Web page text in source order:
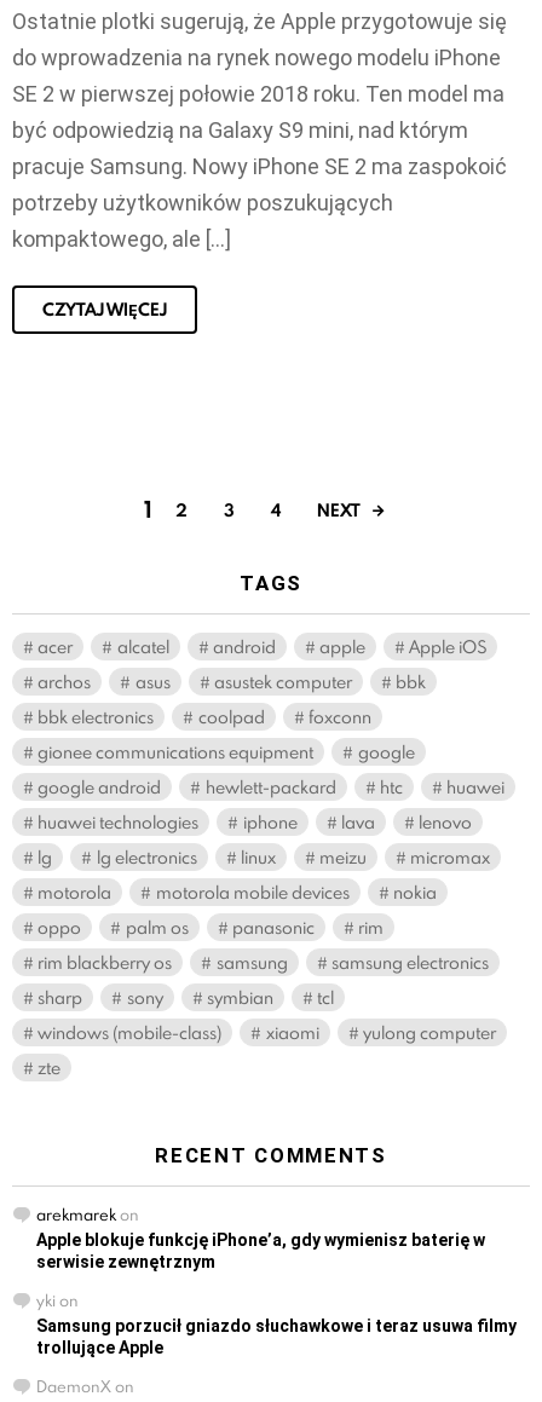
Ostatnie plotki sugerują, że Apple przygotowuje się
do wprowadzenia na rynek nowego modelu iPhone
SE 2 w pierwszej połowie 2018 roku. Ten model ma
być odpowiedzią na Galaxy S9 mini, nad którym
pracuje Samsung. Nowy iPhone SE 2 ma zaspokoić
potrzeby użytkowników poszukujących
kompaktowego, ale […]
CZYTAJ WIĘCEJ
1 2 3 4 NEXT
TAGS
acer alcatel android apple
Apple iOS
archos
asus asustek computer
bbk
bbk electronics
coolpad
foxconn
gionee communications equipment
google
google android
hewlett-packard htc
huawei
huawei technologies
iphone lava
lenovo
lg
lg electronics linux meizu
micromax
motorola
motorola mobile devices
nokia
oppo
palm os panasonic
rim
rim blackberry os
samsung
samsung electronics
sharp
sony symbian
tcl
windows (mobile-class)
xiaomi
yulong computer
zte
RECENT COMMENTS
arekmarekon
Apple blokuje funkcję iPhone’a, gdy wymienisz baterię w
serwisie zewnętrznym
yki on
Samsung porzucił gniazdo słuchawkowe i teraz usuwa filmy
trollujące Apple
DaemonXon